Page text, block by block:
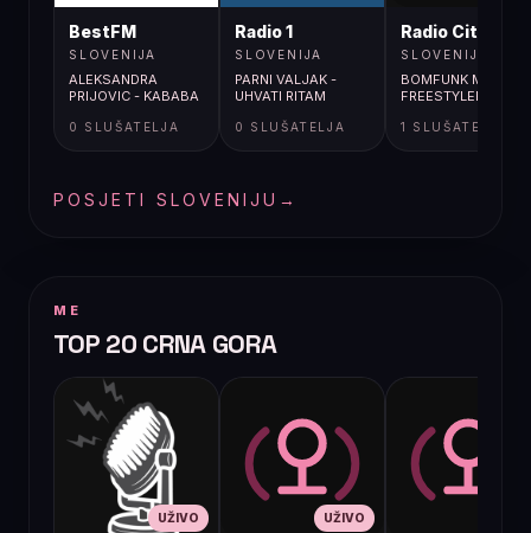
BestFM
SLOVENIJA
ALEKSANDRA
PRIJOVIC - KABABA
0 SLUŠATELJA
Radio 1
SLOVENIJA
PARNI VALJAK -
UHVATI RITAM
0 SLUŠATELJA
Radio City
SLOVENIJA
BOMFUNK MC'S /
FREESTYLER
1 SLUŠATELJA
POSJETI SLOVENIJU →
ME
TOP 20 CRNA GORA
UŽIVO UŽIVO